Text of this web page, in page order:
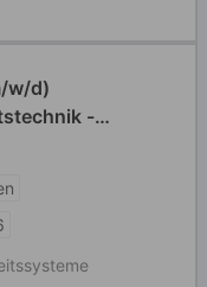
w/d)
-